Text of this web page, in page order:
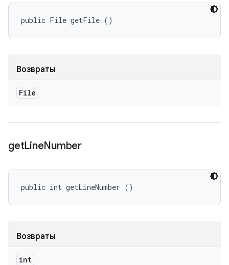
public File getFile ()
Возвраты
File
getLineNumber
public int getLineNumber ()
Возвраты
int